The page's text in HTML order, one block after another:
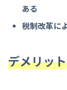
ある
税制改革に
デメリット